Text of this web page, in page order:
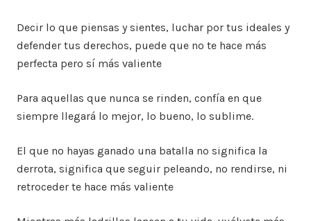
Decir lo que piensas y sientes, luchar por tus ideales y
defender tus derechos, puede que no te hace más
perfecta pero sí más valiente
Para aquellas que nunca se rinden, confía en que
siempre llegará lo mejor, lo bueno, lo sublime.
El que no hayas ganado una batalla no significa la
derrota, significa que seguir peleando, no rendirse, ni
retroceder te hace más valiente